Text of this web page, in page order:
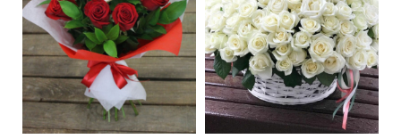
Двойной фетр
50 см
40 см
Оформление лентами